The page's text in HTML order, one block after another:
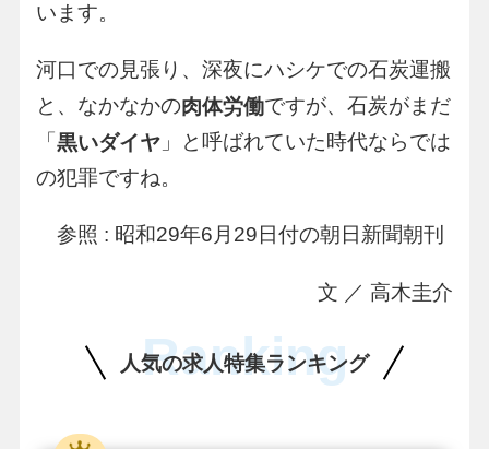
います。
河口での見張り、深夜にハシケでの石炭運搬
と、なかなかの肉体労働ですが、石炭がまだ
「 黒いダイヤ」と呼ばれていた時代ならでは
の犯罪ですね。
参照 : 昭和29年6月29日付の朝日新聞朝刊
文 ／ 高木圭介
人気の求人特集ランキング
Ranking